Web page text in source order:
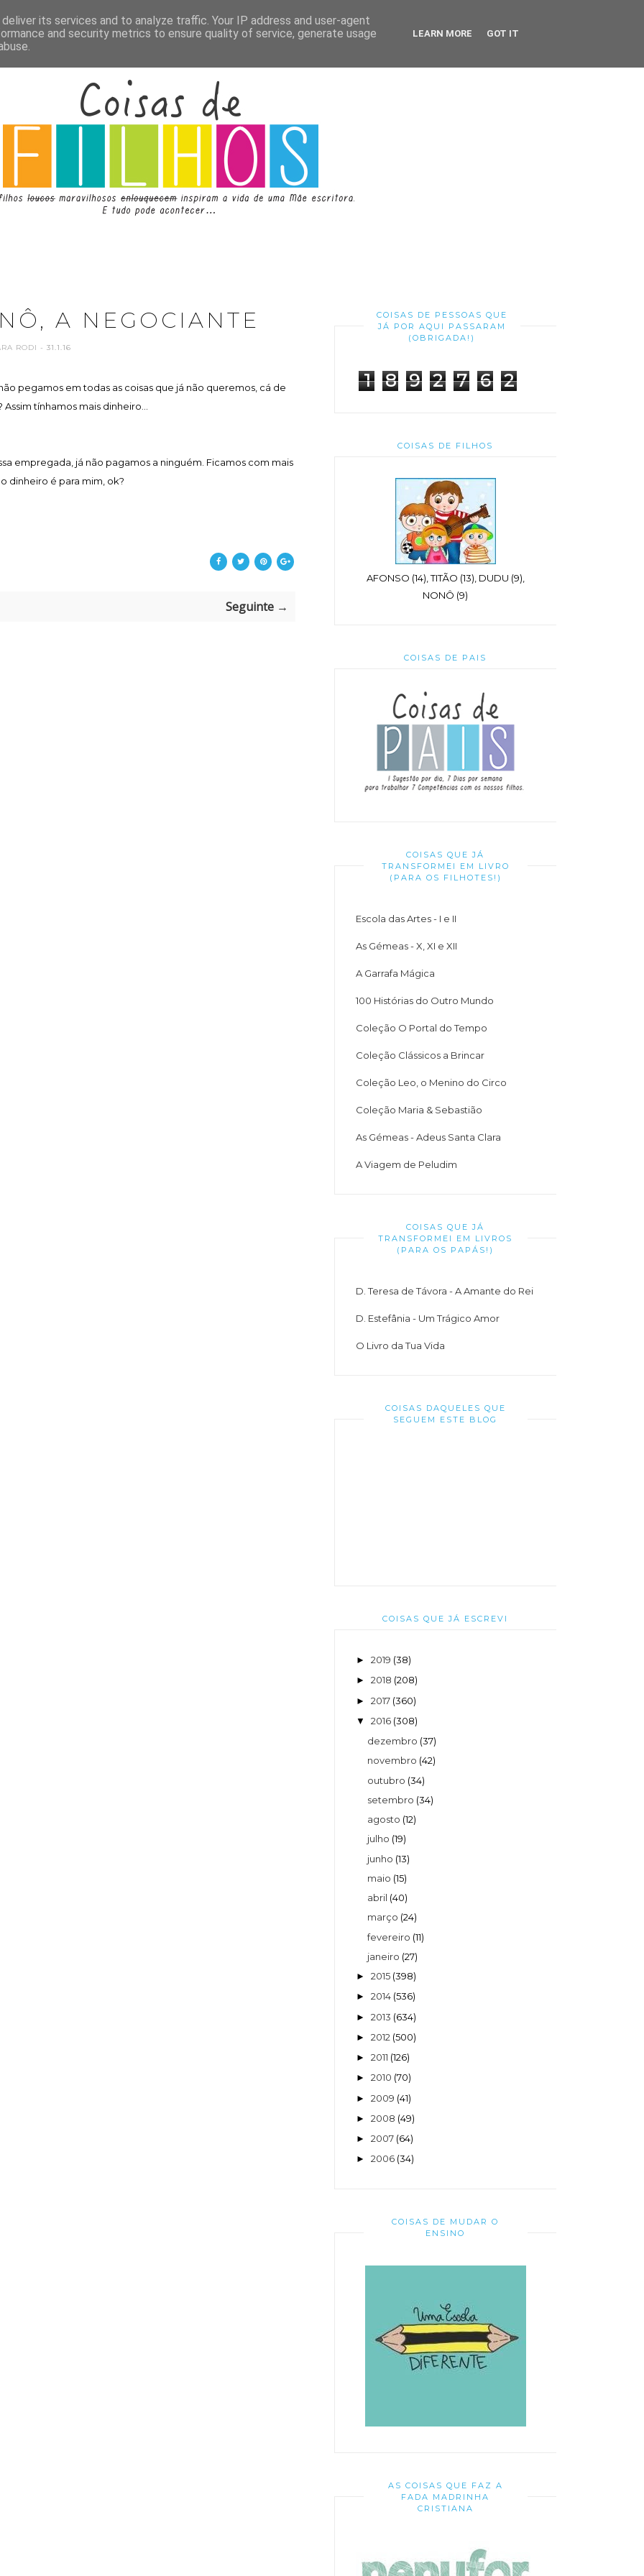
A NEGOCIANTE
RODI - 31.1.16
pegamos em todas as coisas que já não queremos, cá de
tínhamos mais dinheiro...
empregada, já não pagamos a ninguém. Ficamos com mais
dinheiro é para mim, ok?
Seguinte →
COISAS DE PESSOAS QUE
JÁ POR AQUI PASSARAM
(OBRIGADA!)
1 8 9 2 7 6 2
COISAS DE FILHOS
AFONSO (14), TITÃO (13), DUDU (9),
NONÔ (9)
COISAS DE PAIS
COISAS QUE JÁ
TRANSFORMEI EM LIVRO
(PARA OS FILHOTES!)
Escola das Artes - I e II
As Gémeas - X, XI e XII
A Garrafa Mágica
100 Histórias do Outro Mundo
Coleção O Portal do Tempo
Coleção Clássicos a Brincar
Coleção Leo, o Menino do Circo
Coleção Maria & Sebastião
As Gémeas - Adeus Santa Clara
A Viagem de Peludim
COISAS QUE JÁ
TRANSFORMEI EM LIVROS
(PARA OS PAPÁS!)
D. Teresa de Távora - A Amante do Rei
D. Estefânia - Um Trágico Amor
O Livro da Tua Vida
COISAS DAQUELES QUE
SEGUEM ESTE BLOG
COISAS QUE JÁ ESCREVI
► 2019 (38)
► 2018 (208)
► 2017 (360)
▼ 2016 (308)
dezembro (37)
novembro (42)
outubro (34)
setembro (34)
agosto (12)
julho (19)
junho (13)
maio (15)
abril (40)
março (24)
fevereiro (11)
janeiro (27)
► 2015 (398)
► 2014 (536)
► 2013 (634)
► 2012 (500)
► 2011 (126)
► 2010 (70)
► 2009 (41)
► 2008 (49)
► 2007 (64)
► 2006 (34)
COISAS DE MUDAR O
ENSINO
AS COISAS QUE FAZ A
FADA MADRINHA
CRISTIANA
its services and to analyze traffic. Your IP address and user-agent
and security metrics to ensure quality of service, generate usage
LEARN MORE GOT IT